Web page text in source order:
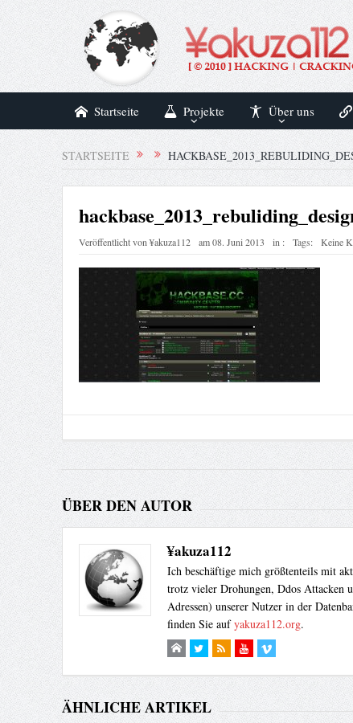
Startseite Projekte Über uns
STARTSEITE
Veröffentlicht von¥akuza112 am08. Juni 2013 in : Tags: Keine
ÜBER DEN AUTOR
¥akuza112
Ich beschäftige mich größtenteils mit
trotz vieler Drohungen, Ddos Attacken
Adressen) unserer Nutzer in der
finden Sie aufyakuza112.org.
ÄHNLICHE ARTIKEL